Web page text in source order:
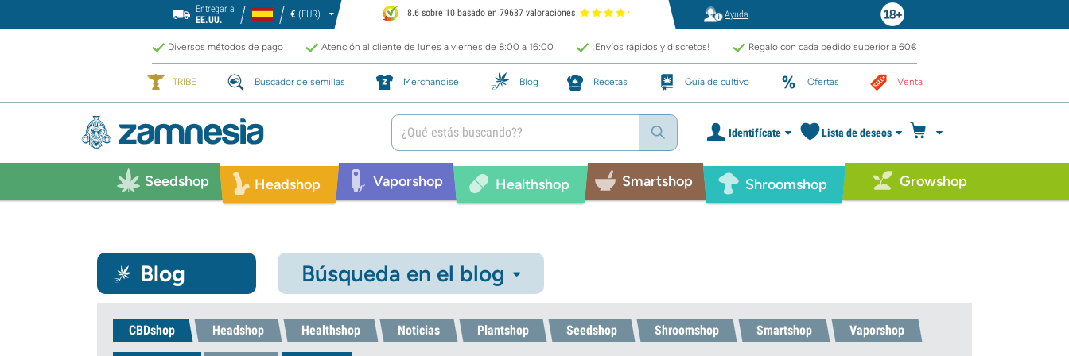
Entregar a
EE.UU.
€ (EUR) 8.6 sobre 10 basado en 79687 valoraciones Ayuda
Diversos métodos de pago Atención al cliente de lunes a viernes de 8:00 a 16:00 ¡Envíos rápidos y discretos! Regalo con cada pedido superior a 60€
TRIBE Buscador de semillas Merchandise Blog Recetas Guía de cultivo Ofertas Venta
Identifícate Lista de deseos
Seedshop Headshop Vaporshop Healthshop Smartshop Shroomshop Growshop
Blog Búsqueda en el blog
CBDshop Headshop Healthshop Noticias Plantshop Seedshop Shroomshop Smartshop Vaporshop